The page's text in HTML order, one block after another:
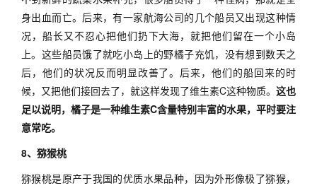
身出血而亡。后来，有一家航海公司的几个船员又出现这种情
况，船长又不忍心把他们扔下大海，就把他们留在一个小岛
上。这些船员饿了就吃小岛上的野橘子充饥，没有想到数天之
后，他们的状况反而明显改善了。后来，他们的船回来的时
候，又把他们接回去了，就这样发现了维生素C这种物质。 这也
足以说明，橘子是一种维生素C含量特别丰富的水果，平时要注
意常吃。
8、猕猴桃
猕猴桃是原产于我国的优质水果品种，因为外形像极了猕猴，